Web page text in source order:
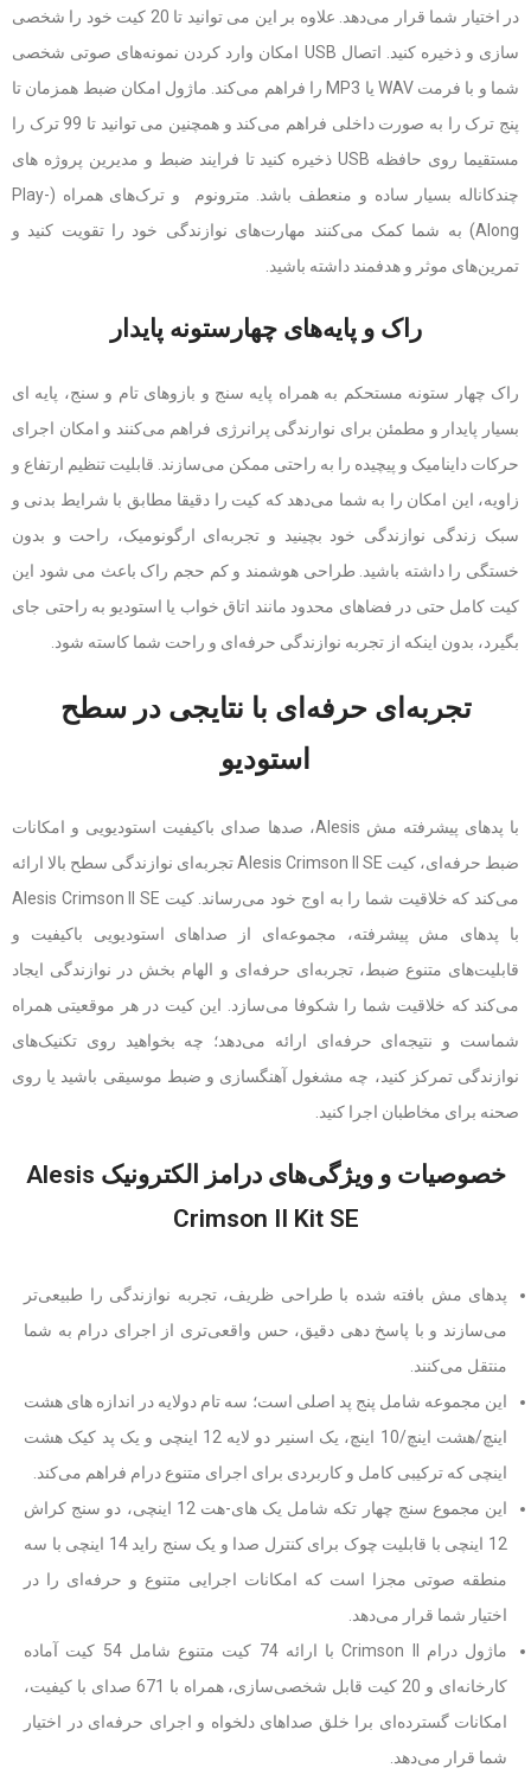
در اختیار شما قرار می‌دهد. علاوه بر این می توانید تا 20 کیت خود را شخصی
سازی و ذخیره کنید. اتصال USB امکان وارد کردن نمونه‌های صوتی شخصی
شما و با فرمت WAV یا MP3 را فراهم می‌کند. ماژول امکان ضبط همزمان تا
پنج ترک را به صورت داخلی فراهم می‌کند و همچنین می توانید تا 99 ترک را
مستقیما روی حافظه USB ذخیره کنید تا فرایند ضبط و مدیرین پروژه های
چندکاناله بسیار ساده و منعطف باشد. مترونوم و ترک‌های همراه (Play-
Along) به شما کمک می‌کنند مهارت‌های نوازندگی خود را تقویت کنید و
تمرین‌های موثر و هدفمند داشته باشید.
راک و پایه‌های چهارستونه پایدار
راک چهار ستونه مستحکم به همراه پایه سنج و بازوهای تام و سنج، پایه ای
بسیار پایدار و مطمئن برای نوارندگی پرانرژی فراهم می‌کنند و امکان اجرای
حرکات داینامیک و پیچیده را به راحتی ممکن می‌سازند. قابلیت تنظیم ارتفاع و
زاویه، این امکان را به شما می‌دهد که کیت را دقیقا مطابق با شرایط بدنی و
سبک زندگی نوازندگی خود بچینید و تجربه‌ای ارگونومیک، راحت و بدون
خستگی را داشته باشید. طراحی هوشمند و کم حجم راک باعث می شود این
کیت کامل حتی در فضاهای محدود مانند اتاق خواب یا استودیو به راحتی جای
بگیرد، بدون اینکه از تجربه نوازندگی حرفه‌ای و راحت شما کاسته شود.
تجربه‌ای حرفه‌ای با نتایجی در سطح
استودیو
با پدهای پیشرفته مش Alesis، صدها صدای باکیفیت استودیویی و امکانات
ضبط حرفه‌ای، کیت Alesis Crimson II SE تجربه‌ای نوازندگی سطح بالا ارائه
می‌کند که خلاقیت شما را به اوج خود می‌رساند. کیت Alesis Crimson II SE
با پدهای مش پیشرفته، مجموعه‌ای از صداهای استودیویی باکیفیت و
قابلیت‌های متنوع ضبط، تجربه‌ای حرفه‌ای و الهام بخش در نوازندگی ایجاد
می‌کند که خلاقیت شما را شکوفا می‌سازد. این کیت در هر موقعیتی همراه
شماست و نتیجه‌ای حرفه‌ای ارائه می‌دهد؛ چه بخواهید روی تکنیک‌های
نوازندگی تمرکز کنید، چه مشغول آهنگسازی و ضبط موسیقی باشید یا روی
صحنه برای مخاطبان اجرا کنید.
خصوصیات و ویژگی‌های درامز الکترونیک Alesis
Crimson II Kit SE
پدهای مش بافته شده با طراحی ظریف، تجربه نوازندگی را طبیعی‌تر
می‌سازند و با پاسخ دهی دقیق، حس واقعی‌تری از اجرای درام به شما
منتقل می‌کنند.
این مجموعه شامل پنج پد اصلی است؛ سه تام دولایه در اندازه های هشت
اینچ/هشت اینچ/10 اینچ، یک اسنیر دو لایه 12 اینچی و یک پد کیک هشت
اینچی که ترکیبی کامل و کاربردی برای اجرای متنوع درام فراهم می‌کند.
این مجموع سنج چهار تکه شامل یک های-هت 12 اینچی، دو سنج کراش
12 اینچی با قابلیت چوک برای کنترل صدا و یک سنج راید 14 اینچی با سه
منطقه صوتی مجزا است که امکانات اجرایی متنوع و حرفه‌ای را در
اختیار شما قرار می‌دهد.
ماژول درام Crimson II با ارائه 74 کیت متنوع شامل 54 کیت آماده
کارخانه‌ای و 20 کیت قابل شخصی‌سازی، همراه با 671 صدای با کیفیت،
امکانات گسترده‌ای برا خلق صداهای دلخواه و اجرای حرفه‌ای در اختیار
شما قرار می‌دهد.